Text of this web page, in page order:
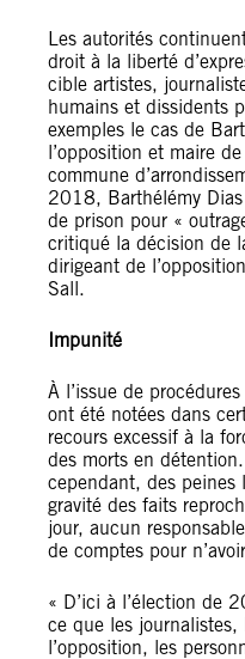
Les autorités
droit à la liberté
cible artistes,
humains et dissidents
exemples le cas de
l’opposition et maire
commune
2018, Barthélémy
de prison pour «
critiqué la décision de
dirigeant de
Sall.
Impunité
À l’issue de
ont été notées dans
recours excessif à la
des morts en
cependant, des peines
gravité des faits
jour, aucun
de comptes pour
« D’ici à l’élection de
ce que les journalistes,
l’opposition, les